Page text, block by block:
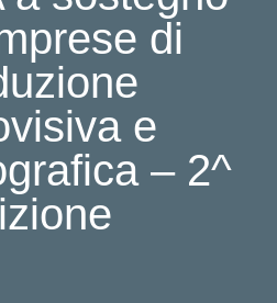
di
e
– 2^